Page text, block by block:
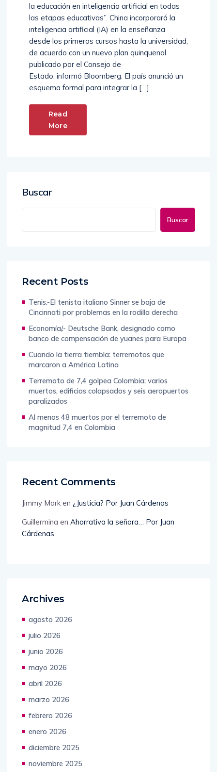
la educación en inteligencia artificial en todas
las etapas educativas”. China incorporará la
inteligencia artificial (IA) en la enseñanza
desde los primeros cursos hasta la universidad,
de acuerdo con un nuevo plan quinquenal
publicado por el Consejo de
Estado, informó Bloomberg. El país anunció un
esquema formal para integrar la […]
Read
More
Buscar
Buscar
Recent Posts
Tenis.-El tenista italiano Sinner se baja de
Cincinnati por problemas en la rodilla derecha
Economía/.- Deutsche Bank, designado como
banco de compensación de yuanes para Europa
Cuando la tierra tiembla: terremotos que
marcaron a América Latina
Terremoto de 7,4 golpea Colombia: varios
muertos, edificios colapsados y seis aeropuertos
paralizados
Al menos 48 muertos por el terremoto de
magnitud 7,4 en Colombia
Recent Comments
Jimmy Mark en ¿Justicia? Por Juan Cárdenas
Guillermina en Ahorrativa la señora… Por Juan
Cárdenas
Archives
agosto 2026
julio 2026
junio 2026
mayo 2026
abril 2026
marzo 2026
febrero 2026
enero 2026
diciembre 2025
noviembre 2025